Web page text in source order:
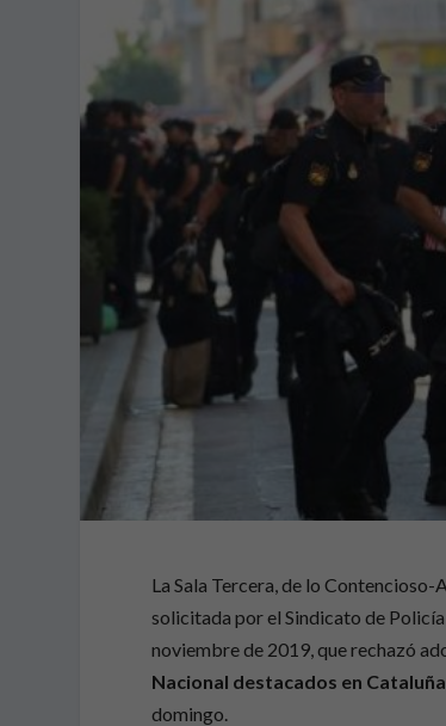
La Sala Tercera, de lo
solicitada por el Sindicato de
noviembre de 2019, que rechazó
Nacional destacados en
domingo.